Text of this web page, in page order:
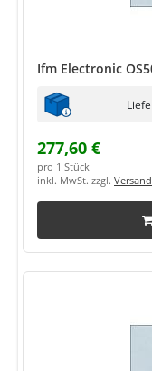
Ifm Electronic
277,60 €
pro 1 Stück
inkl. MwSt. zzgl. Versand